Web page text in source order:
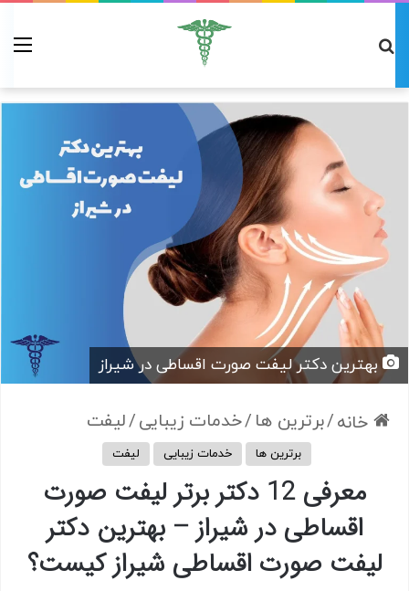
بهترین دکتر لیفت صورت اقساطی در شیراز
خانه/برترین ها /خدمات زیبایی/لیفت
برترین ها خدمات زیبایی لیفت
معرفی 12 دکتر برتر لیفت صورت
اقساطی در شیراز – بهترین دکتر
لیفت صورت اقساطی شیراز کیست؟